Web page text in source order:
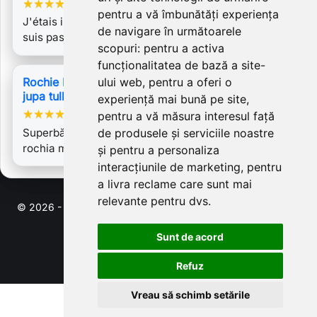
pentru a vă îmbunătăți experiența
de navigare în următoarele
scopuri: pentru a activa
funcționalitatea de bază a site-
ului web, pentru a oferi o
experiență mai bună pe site,
pentru a vă măsura interesul față
de produsele și serviciile noastre
și pentru a personaliza
interacțiunile de marketing, pentru
a livra reclame care sunt mai
relevante pentru dvs.
Sunt de acord
Refuz
Vreau să schimb setările
★★★★
J'étais impatiente de recevoir ma commande et je ne
suis pas déçue. L'ensemble est très…
Rochie Lucia, bust corset, inchidere cu fermoar,
jupa tulle, tafta
★★★★
Superbă. O am pe altă culoare și o ador. A devenit
rochia mea preferată. Este impecabilă
© 2026 - Software pentru comert electronic de PrestaShop™